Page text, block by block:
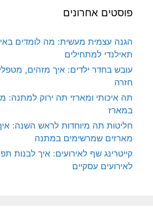
פוסטים אחרונים
הגנה עצמית מעשית: מה לומדים
תאילנדי למתחילים
עובש בחדר ילדים: איך מזהים,
חזרה
תה איכותי ומארזי תה ירוק למתנה:
במארז
חליטות תה מיוחדות לראש השנה:
מארזים שמרשימים במתנה
קייטרינג שף לאירועים: איך לבנות
לאירועים עסקיים